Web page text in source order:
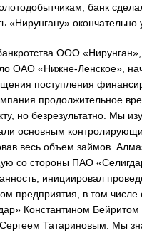
банк
«Нирунгану» окончательно
ООО «Нирунган»,
ОАО «Нижне-Ленское»,
поступления
продолжительное
но безрезультатно. Мы
основным
весь объем займов.
со стороны ПАО
инициировал
предприятия, в том числе
Константином Бейритом
Татариновым. Мы